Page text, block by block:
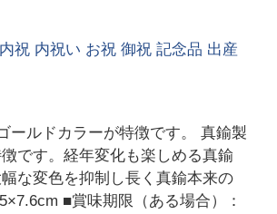
祝 内祝い お祝 御祝 記念品 出産
ールドカラーが特徴です。 真鍮製
です。経年変化も楽しめる真鍮
な変色を抑制し長く真鍮本来の
■賞味期限（ある場合）：